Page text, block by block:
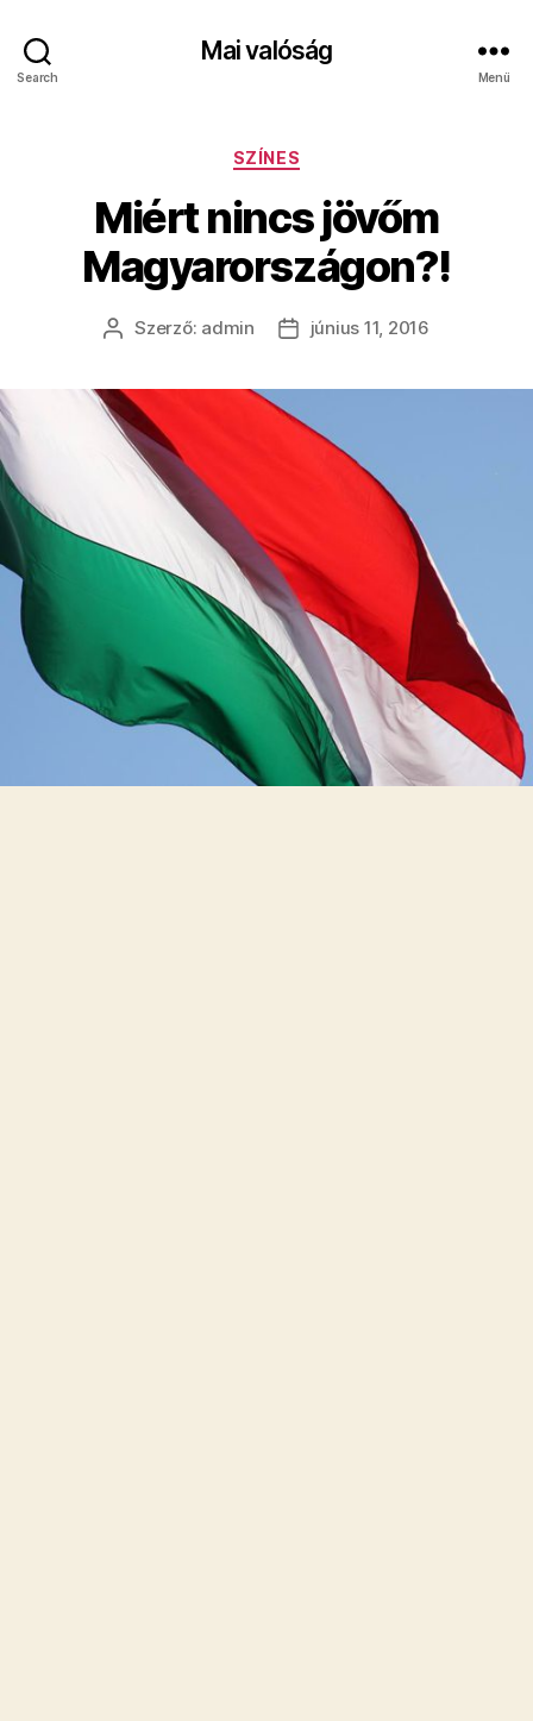
Search
Mai valóság
Menü
Kategóriák
SZÍNES
Miért nincs jövőm
Magyarországon?!
Bejegyzés
Szerző: admin
Bejegyzés
június 11, 2016